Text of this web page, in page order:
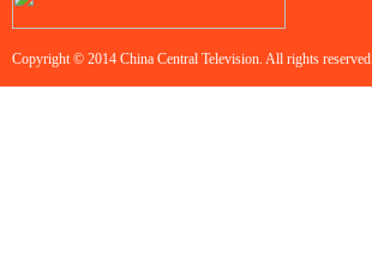
Copyright © 2014 China Central Television. All rights reserved.